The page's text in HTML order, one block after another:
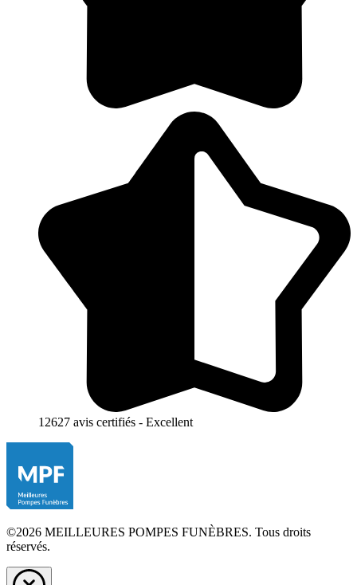
12627 avis certifiés - Excellent
©2026 MEILLEURES POMPES FUNÈBRES. Tous droits
réservés.